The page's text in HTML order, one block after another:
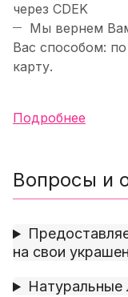
через CDEK
Мы вернем
Вас способом:
карту.
Подробнее
Вопросы и
на свои
Натуральные